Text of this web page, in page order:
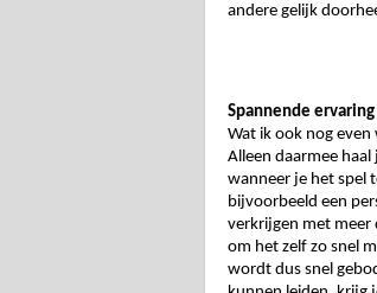
andere gelijk
Spannende ervaring
Wat ik ook nog
Alleen daarmee haal
wanneer je het spel
bijvoorbeeld een
verkrijgen met meer
om het zelf zo snel
wordt dus snel